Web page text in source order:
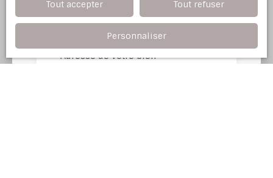
Parisien.
Adresse de votre bien
Tout accepter Tout refuser
Personnaliser